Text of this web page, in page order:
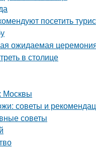
посетить
ожидаемая
в столице
Москвы
советы и
советы